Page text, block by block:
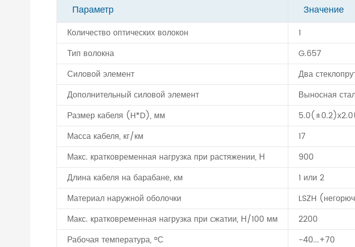
Параметр Значение
Количество оптических волокон
1
Тип волокна
G.657
Силовой элемент
Два
Дополнительный силовой элемент
Выносная
Размер кабеля (H*D), мм
Масса кабеля, кг/км
17
Макс. кратковременная нагрузка при растяжении, Н
900
Длина кабеля на барабане, км
1 или 2
Материал наружной оболочки
LSZH
Макс. кратковременная нагрузка при сжатии, Н/100 мм
2200
Рабочая температура, ºС
-40...+70